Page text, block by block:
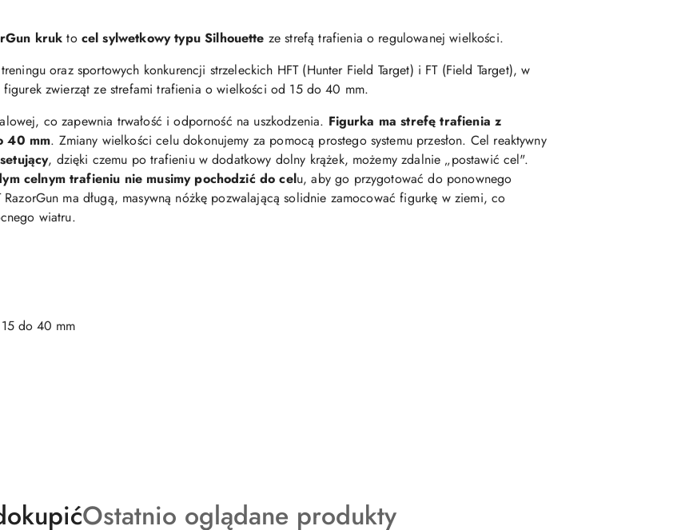
kruk to cel sylwetkowy typu Silhouette ze strefą trafienia o regulowanej wielkości.
oraz sportowych konkurencji strzeleckich HFT (Hunter Field Target) i FT (Field Target), w
zwierząt ze strefami trafienia o wielkości od 15 do 40 mm.
co zapewnia trwałość i odporność na uszkodzenia. Figurka ma strefę trafienia z
40 mm. Zmiany wielkości celu dokonujemy za pomocą prostego systemu przesłon. Cel reaktywny
, dzięki czemu po trafieniu w dodatkowy dolny krążek, możemy zdalnie „postawić cel".
celnym trafieniu nie musimy pochodzić do celu, aby go przygotować do ponownego
ma długą, masywną nóżkę pozwalającą solidnie zamocować figurkę w ziemi, co
wiatru.
do 40 mm
Produkty
Ostatnio oglądane produkty